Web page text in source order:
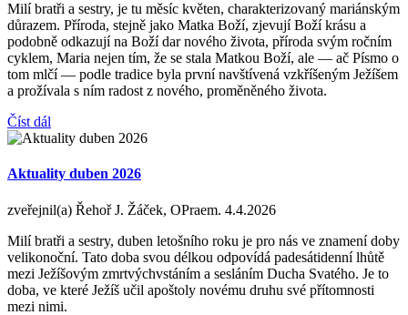
Milí bratři a sestry, je tu měsíc květen, charakterizovaný mariánským
důrazem. Příroda, stejně jako Matka Boží, zjevují Boží krásu a
podobně odkazují na Boží dar nového života, příroda svým ročním
cyklem, Maria nejen tím, že se stala Matkou Boží, ale — ač Písmo o
tom mlčí — podle tradice byla první navštívená vzkříšeným Ježíšem
a prožívala s ním radost z nového, proměněného života.
Číst dál
Aktuality duben 2026
zveřejnil(a) Řehoř J. Žáček, OPraem. 4.4.2026
Milí bratři a sestry, duben letošního roku je pro nás ve znamení doby
velikonoční. Tato doba svou délkou odpovídá padesátidenní lhůtě
mezi Ježíšovým zmrtvýchvstáním a sesláním Ducha Svatého. Je to
doba, ve které Ježíš učil apoštoly novému druhu své přítomnosti
mezi nimi.